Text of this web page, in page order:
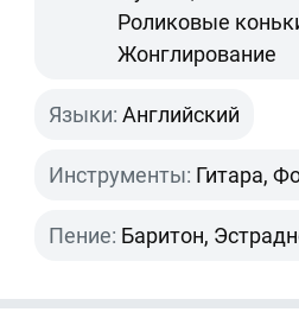
Роликовые
Жонглирование
Языки: Английский
Инструменты: Гитара,
Пение: Баритон,